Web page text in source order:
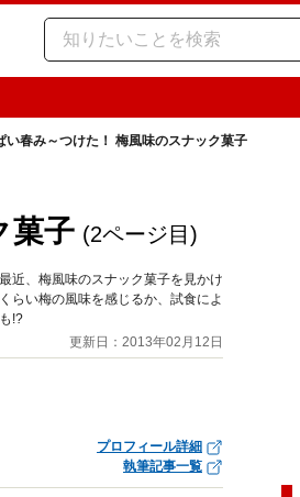
い春み～つけた！ 梅風味のスナック菓子
菓子 (2ページ目)
近、梅風味のスナック菓子を見かけ
らい梅の風味を感じるか、試食によ
!?
更新日：2013年02月12日
プロフィール詳細
執筆記事一覧